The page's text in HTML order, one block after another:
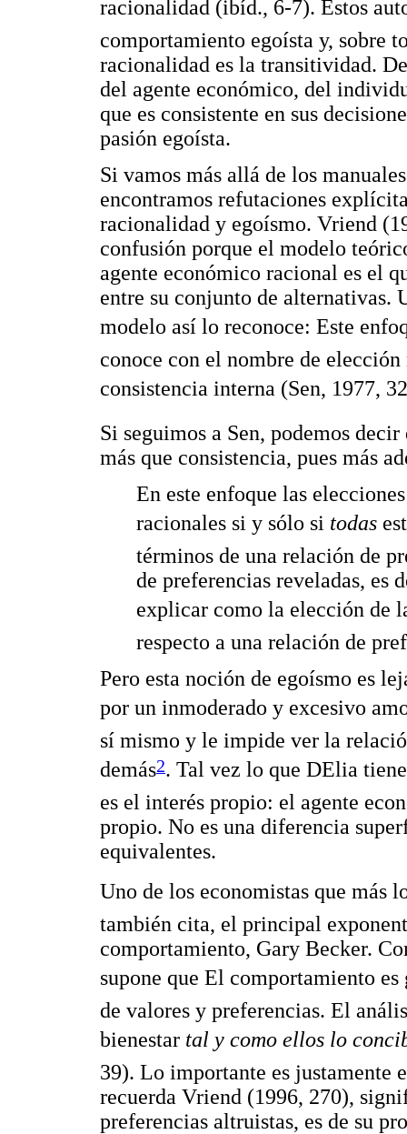
racionalidad (ibíd., 6-7). Estos
comportamiento egoísta y, sobre
racionalidad es la transitividad.
del agente económico, del
que es consistente en sus
pasión egoísta.
Si vamos más allá de los
encontramos refutaciones
racionalidad y egoísmo. Vriend
confusión porque el modelo
agente económico racional es el
entre su conjunto de alternativas.
modelo así lo reconoce: Este
conoce con el nombre de
consistencia interna (Sen, 1977,
Si seguimos a Sen, podemos
más que consistencia, pues más
En este enfoque las
racionales si y sólo si todas
términos de una relación de
de preferencias reveladas, es
explicar como la elección de
respecto a una relación de
Pero esta noción de egoísmo es
por un inmoderado y excesivo
sí mismo y le impide ver la
demás2. Tal vez lo que DElia
es el interés propio: el agente
propio. No es una diferencia
equivalentes.
Uno de los economistas que más
también cita, el principal
comportamiento, Gary Becker.
supone que El comportamiento
de valores y preferencias. El
bienestar tal y como ellos lo
39). Lo importante es justamente
recuerda Vriend (1996, 270),
preferencias altruistas, es de su